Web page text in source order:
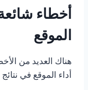
أخطاء
الموقع
هناك العديد من
أداء الموقع في